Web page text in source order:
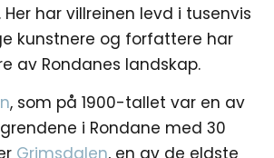
har villreinen levd i tusenvis
kunstnere og forfattere har
av Rondanes landskap.
, som på 1900-tallet var en av
i Rondane med 30
Grimsdalen, en av de eldste